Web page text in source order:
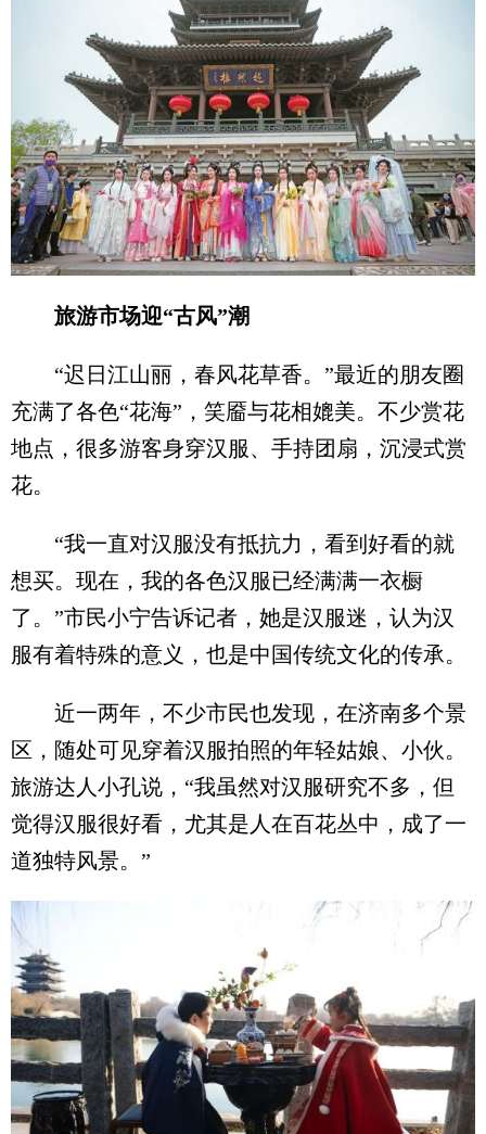
旅游市场迎“古风”潮
“迟日江山丽，春风花草香。”最近的朋友圈
充满了各色“花海”，笑靥与花相媲美。不少赏花
地点，很多游客身穿汉服、手持团扇，沉浸式赏
花。
“我一直对汉服没有抵抗力，看到好看的就
想买。现在，我的各色汉服已经满满一衣橱
了。”市民小宁告诉记者，她是汉服迷，认为汉
服有着特殊的意义，也是中国传统文化的传承。
近一两年，不少市民也发现，在济南多个景
区，随处可见穿着汉服拍照的年轻姑娘、小伙。
旅游达人小孔说，“我虽然对汉服研究不多，但
觉得汉服很好看，尤其是人在百花丛中，成了一
道独特风景。”